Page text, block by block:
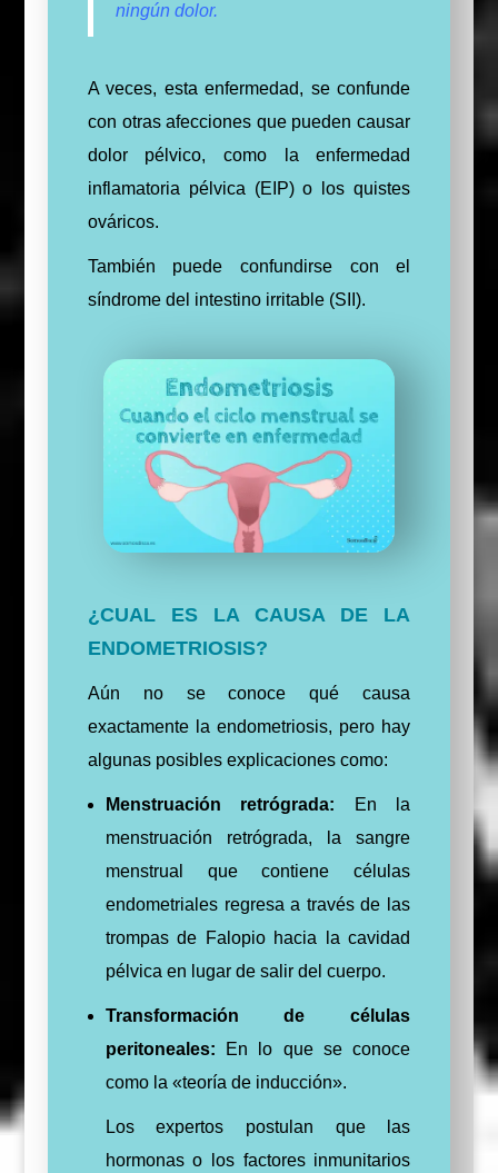
ningún dolor.
A veces, esta enfermedad, se confunde
con otras afecciones que pueden causar
dolor pélvico, como la enfermedad
inflamatoria pélvica (EIP) o los quistes
ováricos.
También puede confundirse con el
síndrome del intestino irritable (SII).
¿CUAL ES LA CAUSA DE LA
ENDOMETRIOSIS?
Aún no se conoce qué causa
exactamente la endometriosis, pero hay
algunas posibles explicaciones como:
Menstruación retrógrada: En la
menstruación retrógrada, la sangre
menstrual que contiene células
endometriales regresa a través de las
trompas de Falopio hacia la cavidad
pélvica en lugar de salir del cuerpo.
Transformación de células
peritoneales: En lo que se conoce
como la «teoría de inducción».
Los expertos postulan que las
hormonas o los factores inmunitarios